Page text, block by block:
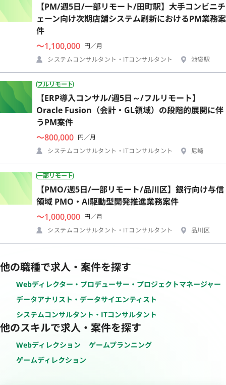
【PM/週5日/一部リモート/田町駅】大手コンビニチ
ェーン向け次期店舗システム刷新におけるPM業務案
件
〜1,100,000 円／月
システムコンサルタント・ITコンサルタント
池袋駅
フルリモート
【ERP導入コンサル/週5日～/フルリモート】
Oracle Fusion（会計・GL領域）の段階的展開に伴
うPM案件
〜800,000 円／月
システムコンサルタント・ITコンサルタント
尼崎
一部リモート
【PMO/週5日/一部リモート/品川区】銀行向け与信
領域 PMO・AI駆動型開発推進業務案件
〜1,000,000 円／月
システムコンサルタント・ITコンサルタント
品川区
他の職種で求人・案件を探す
Webディレクター・プロデューサー・プロジェクトマネージャー
データアナリスト・データサイエンティスト
システムコンサルタント・ITコンサルタント
他のスキルで求人・案件を探す
Webディレクション
ゲームプランニング
ゲームディレクション